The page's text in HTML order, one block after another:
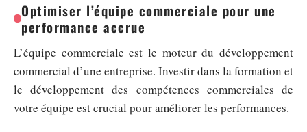
Optimiser l’équipe commerciale pour une
performance accrue
L’équipe commerciale est le moteur du développement
commercial d’une entreprise. Investir dans la formation et
le développement des compétences commerciales de
votre équipe est crucial pour améliorer les performances.